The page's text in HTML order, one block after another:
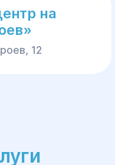
на
12